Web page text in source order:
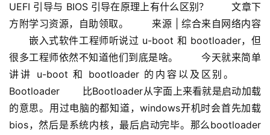
UEFI 引导与 BIOS 引导在原理上有什么区别？ 　　文章下
方附学习资源，自助领取。 　　来源 | 综合来自网络内容
嵌入式软件工程师听说过 u-boot 和 bootloader，但
很多工程师依然不知道他们到底是啥。 　　今天就来简单
讲讲 u-boot 和 bootloader 的内容以及区别。
Bootloader 　　比Bootloader从字面上来看就是启动加载
的意思。用过电脑的都知道，windows开机时会首先加载
bios，然后是系统内核，最后启动完毕。那么bootloader